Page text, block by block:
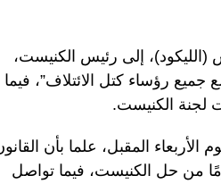
(الليكود)، إلى رئيس الكنيست،
جميع رؤساء كتل الائتلاف”، فيما
لجنة الكنيست.
المقبل، علما بأن
ينص على إجراء الانتخابات خلال 90 يومًا من حل الكنيست، فيما تواصل